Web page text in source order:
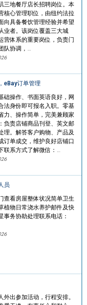
三地餐厅店长招聘岗位。本
核心管理职位，由纽约法拉
向具备餐饮管理经验并希望
业者。该岗位覆盖三大城
营体系的重要岗位，负责门
队协调，…
eBay订单管理
础操作、书面英语良好，网
法身份即可报名入职。零基
力、操作简单，完美兼顾家
负责店铺商品刊登、英文邮
理。解答客户购物、产品及
订单成交，维护良好店铺口
联系方式了解微信：…
员
查看房屋整体状况简单卫生
植物日常浇水养护邮件及快
事务协助处理联系电话：
外出参加活动，行程安排。